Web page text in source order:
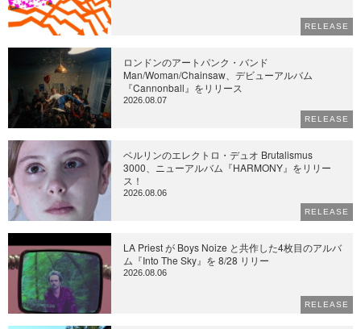
RELEASE
ロンドンのアートパンク・バンド
Man/Woman/Chainsaw、デビューアルバム
『Cannonball』をリリース
2026.08.07
RELEASE
ベルリンのエレクトロ・デュオ Brutalismus
3000、ニューアルバム『HARMONY』をリリー
ス！
2026.08.06
RELEASE
LA Priest が Boys Noize と共作した4枚目のアルバ
ム『Into The Sky』を 8/28 リリー
2026.08.06
RELEASE